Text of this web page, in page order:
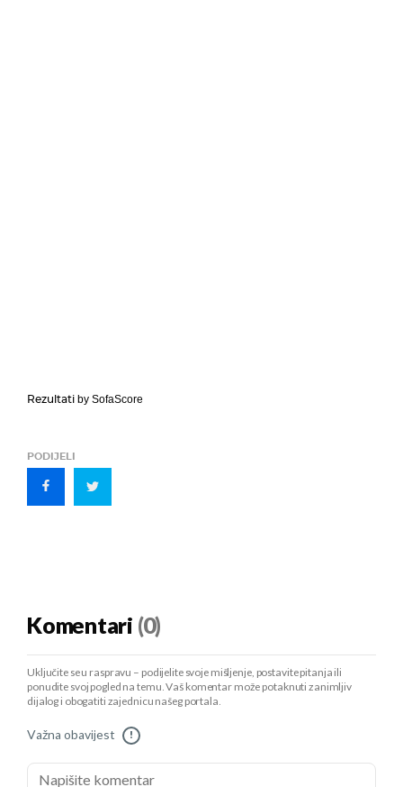
Rezultati by SofaScore
PODIJELI
Komentari (0)
Uključite se u raspravu – podijelite svoje mišljenje, postavite pitanja ili
ponudite svoj pogled na temu. Vaš komentar može potaknuti zanimljiv
dijalog i obogatiti zajednicu našeg portala.
Važna obavijest !